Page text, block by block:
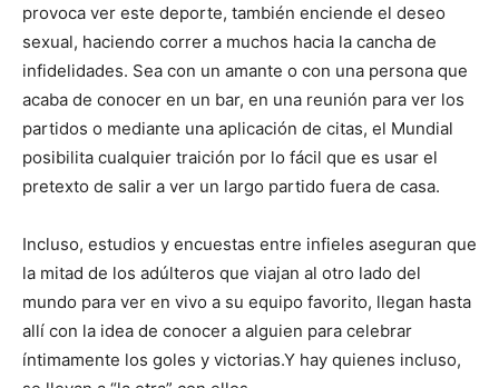
provoca ver este deporte, también enciende el deseo
sexual, haciendo correr a muchos hacia la cancha de
infidelidades. Sea con un amante o con una persona que
acaba de conocer en un bar, en una reunión para ver los
partidos o mediante una aplicación de citas, el Mundial
posibilita cualquier traición por lo fácil que es usar el
pretexto de salir a ver un largo partido fuera de casa.
Incluso, estudios y encuestas entre infieles aseguran que
la mitad de los adúlteros que viajan al otro lado del
mundo para ver en vivo a su equipo favorito, llegan hasta
allí con la idea de conocer a alguien para celebrar
íntimamente los goles y victorias.Y hay quienes incluso,